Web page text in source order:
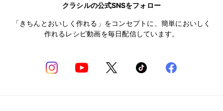
クラシルの公式SNSをフォロー
「きちんとおいしく作れる」をコンセプトに、簡単においしく
作れるレシピ動画を毎日配信しています。